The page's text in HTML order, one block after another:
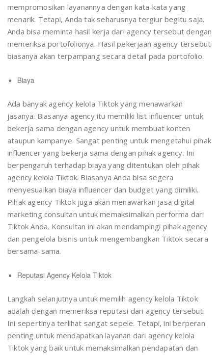
mempromosikan layanannya dengan kata-kata yang
menarik. Tetapi, Anda tak seharusnya tergiur begitu saja.
Anda bisa meminta hasil kerja dari agency tersebut dengan
memeriksa portofolionya. Hasil pekerjaan agency tersebut
biasanya akan terpampang secara detail pada portofolio.
Biaya
Ada banyak agency kelola Tiktok yang menawarkan
jasanya. Biasanya agency itu memiliki list influencer untuk
bekerja sama dengan agency untuk membuat konten
ataupun kampanye. Sangat penting untuk mengetahui pihak
influencer yang bekerja sama dengan pihak agency. Ini
berpengaruh terhadap biaya yang ditentukan oleh pihak
agency kelola Tiktok. Biasanya Anda bisa segera
menyesuaikan biaya influencer dan budget yang dimiliki.
Pihak agency Tiktok juga akan menawarkan jasa digital
marketing consultan untuk memaksimalkan performa dari
Tiktok Anda. Konsultan ini akan mendampingi pihak agency
dan pengelola bisnis untuk mengembangkan Tiktok secara
bersama-sama.
Reputasi Agency Kelola Tiktok
Langkah selanjutnya untuk memilih agency kelola Tiktok
adalah dengan memeriksa reputasi dari agency tersebut.
Ini sepertinya terlihat sangat sepele. Tetapi, ini berperan
penting untuk mendapatkan layanan dari agency kelola
Tiktok yang baik untuk memaksimalkan pendapatan dan